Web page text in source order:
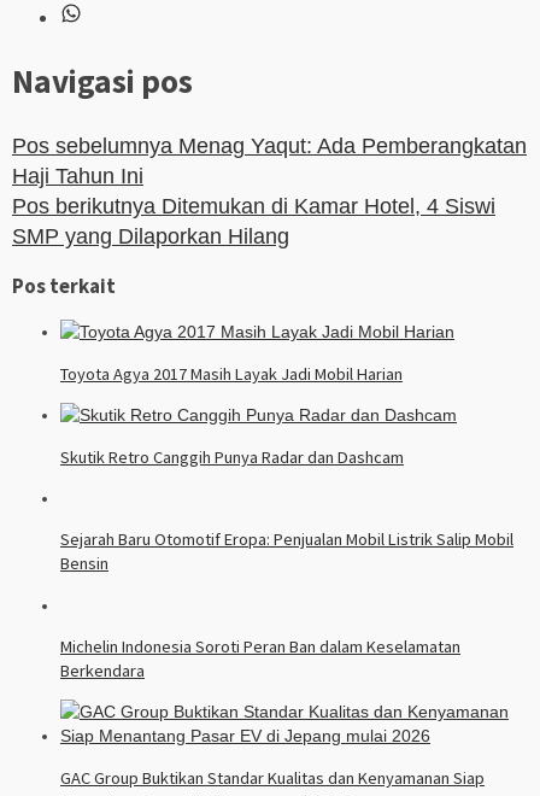
Navigasi pos
Pos sebelumnya Menag Yaqut: Ada Pemberangkatan
Haji Tahun Ini
Pos berikutnya Ditemukan di Kamar Hotel, 4 Siswi
SMP yang Dilaporkan Hilang
Pos terkait
Toyota Agya 2017 Masih Layak Jadi Mobil Harian
Skutik Retro Canggih Punya Radar dan Dashcam
Sejarah Baru Otomotif Eropa: Penjualan Mobil Listrik Salip Mobil
Bensin
Michelin Indonesia Soroti Peran Ban dalam Keselamatan
Berkendara
GAC Group Buktikan Standar Kualitas dan Kenyamanan Siap